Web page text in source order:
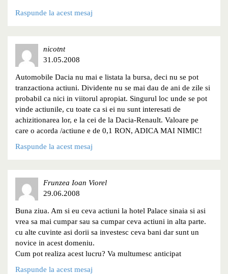
Raspunde la acest mesaj
nicotnt
31.05.2008
Automobile Dacia nu mai e listata la bursa, deci nu se pot
tranzactiona actiuni. Dividente nu se mai dau de ani de zile si
probabil ca nici in viitorul apropiat. Singurul loc unde se pot
vinde actiunile, cu toate ca si ei nu sunt interesati de
achizitionarea lor, e la cei de la Dacia-Renault. Valoare pe
care o acorda /actiune e de 0,1 RON, ADICA MAI NIMIC!
Raspunde la acest mesaj
Frunzea Ioan Viorel
29.06.2008
Buna ziua. Am si eu ceva actiuni la hotel Palace sinaia si asi
vrea sa mai cumpar sau sa cumpar ceva actiuni in alta parte.
cu alte cuvinte asi dorii sa investesc ceva bani dar sunt un
novice in acest domeniu.
Cum pot realiza acest lucru? Va multumesc anticipat
Raspunde la acest mesaj